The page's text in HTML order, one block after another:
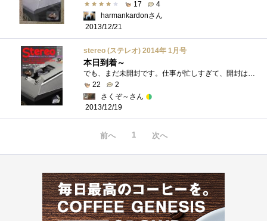
17
4
harmankardonさん
2013/12/21
stereo (ステレオ) 2014年 1月号
本日到着～
22
2
さくぞ～さん
2013/12/19
前へ 1 次へ